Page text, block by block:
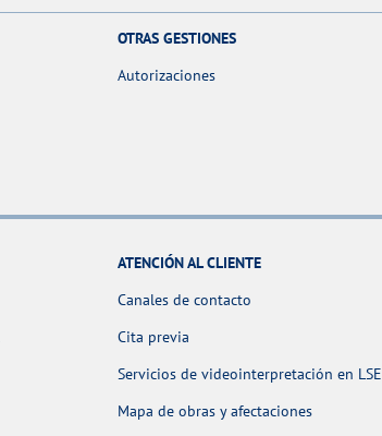
OTRAS GESTIONES
Autorizaciones
ATENCIÓN AL CLIENTE
Canales de contacto
Cita previa
Servicios de videointerpretación en LSE
Mapa de obras y afectaciones